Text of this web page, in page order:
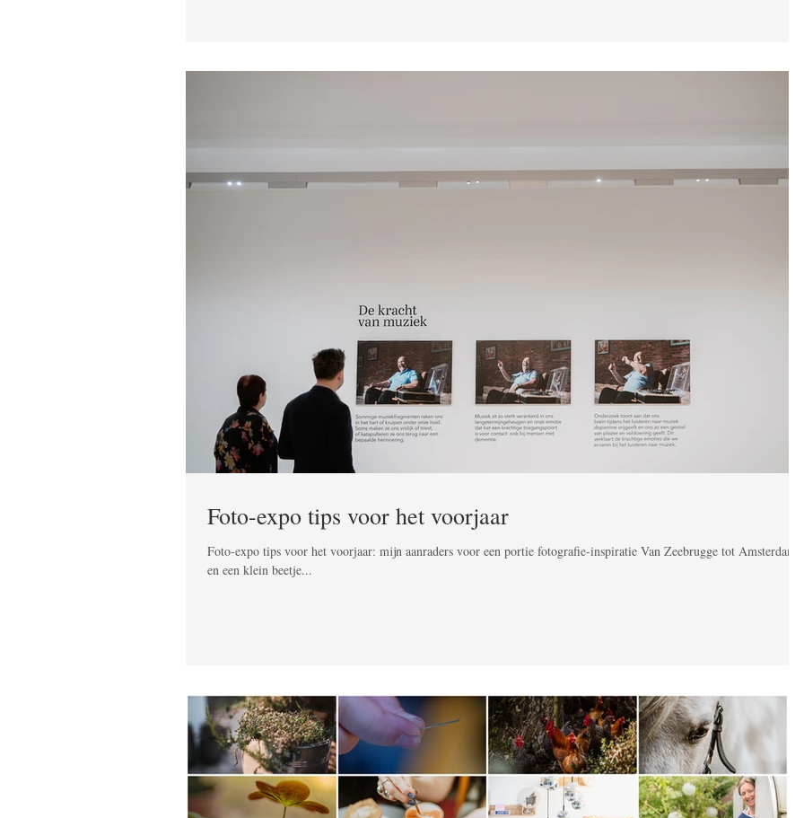
Foto-expo tips voor het voorjaar
Foto-expo tips voor het voorjaar: mijn aanraders voor een portie fotografie-inspiratie Van Zeebrugge tot Amsterdam –
en een klein beetje...